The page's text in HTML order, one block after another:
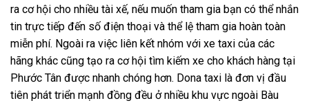
ra cơ hội cho nhiều tài xế, nếu muốn tham gia bạn có thể nhắn
tin trực tiếp đến số điện thoại và thể lệ tham gia hoàn toàn
miễn phí. Ngoài ra việc liên kết nhóm với xe taxi của các
hãng khác cũng tạo ra cơ hội tìm kiếm xe cho khách hàng tại
Phước Tân được nhanh chóng hơn. Dona taxi là đơn vị đầu
tiên phát triển mạnh đồng đều ở nhiều khu vực ngoài Bàu